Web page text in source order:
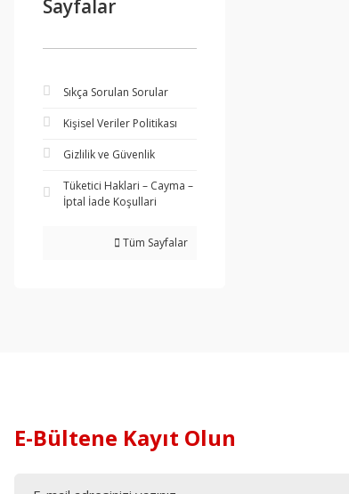
Sayfalar
Sıkça Sorulan Sorular
Kişisel Veriler Politikası
Gizlilik ve Güvenlik
Tüketici Haklari – Cayma –
İptal İade Koşullari
Tüm Sayfalar
E-Bültene Kayıt Olun